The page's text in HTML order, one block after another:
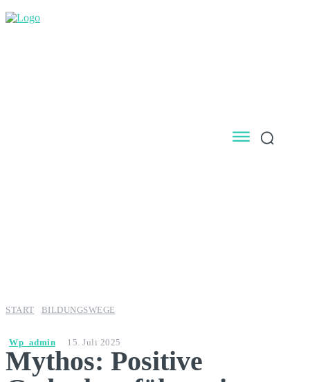
START BILDUNGSWEGE
Wp_admin 15. Juli 2025
Mythos: Positive